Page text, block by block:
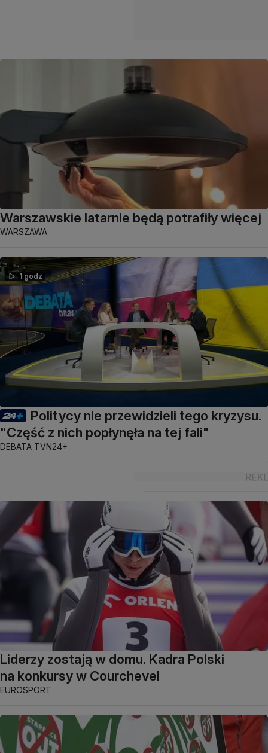
Warszawskie latarnie będą potrafiły więcej
WARSZAWA
1 godz
Politycy nie przewidzieli tego kryzysu.
"Część z nich popłynęła na tej fali"
DEBATA TVN24+
Liderzy zostają w domu. Kadra Polski
na konkursy w Courchevel
EUROSPORT